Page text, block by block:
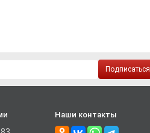
Подписаться
Наши контакты